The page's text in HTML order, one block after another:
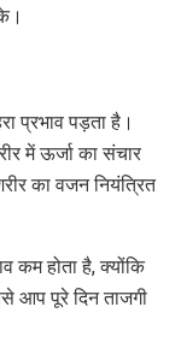
प्रभाव पड़ता है।
में ऊर्जा का संचार
का वजन नियंत्रित
कम होता है, क्योंकि
आप पूरे दिन ताजगी